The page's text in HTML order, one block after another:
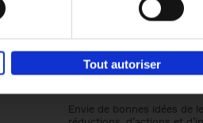
Tout autoriser
Envie de bonnes idées de